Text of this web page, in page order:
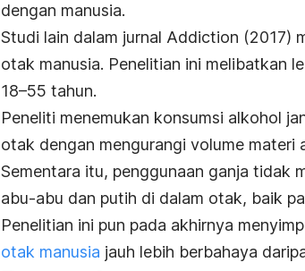
dengan manusia.
Studi lain dalam jurnal Addiction (2017)
otak manusia. Penelitian ini melibatkan
18–55 tahun.
Peneliti menemukan konsumsi alkohol
otak dengan mengurangi volume materi
Sementara itu, penggunaan ganja tidak
abu-abu dan putih di dalam otak, baik
Penelitian ini pun pada akhirnya
otak manusia jauh lebih berbahaya